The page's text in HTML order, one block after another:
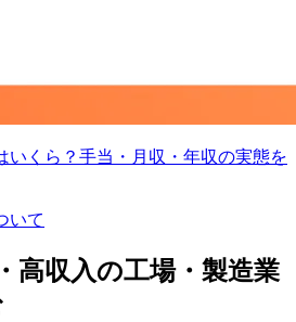
いくら？手当・月収・年収の実態を
いて
高収入の工場・製造業